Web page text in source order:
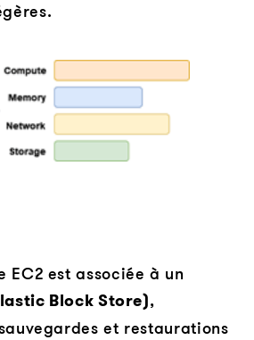
EC2 est associée à un
Block Store),
et restaurations